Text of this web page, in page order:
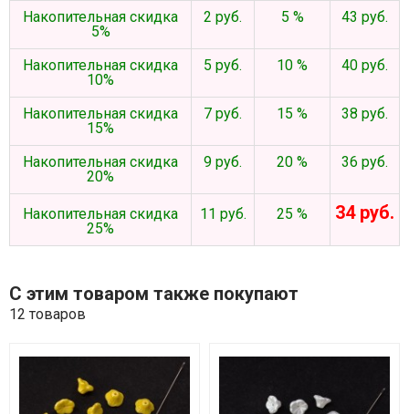
Накопительная скидка
5%
2 руб. 5 % 43 руб.
Накопительная скидка
10%
5 руб. 10 % 40 руб.
Накопительная скидка
15%
7 руб. 15 % 38 руб.
Накопительная скидка
20%
9 руб. 20 % 36 руб.
Накопительная скидка
25%
11 руб. 25 % 34 руб.
С этим товаром также покупают
12 товаров